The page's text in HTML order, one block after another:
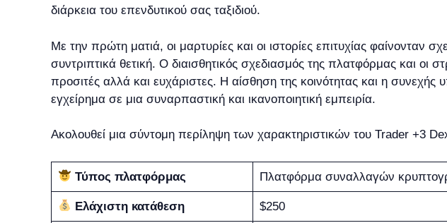
διάρκεια του επενδυτικού σας ταξιδιού.
Με την πρώτη ματιά, οι μαρτυρίες και οι ιστορίες επιτυχίας φαίνονταν
συντριπτικά θετική. Ο διαισθητικός σχεδιασμός της πλατφόρμας και οι
προσιτές αλλά και ευχάριστες. Η αίσθηση της κοινότητας και η
εγχείρημα σε μια συναρπαστική και ικανοποιητική εμπειρία.
Ακολουθεί μια σύντομη περίληψη των χαρακτηριστικών του Trader +3
Τύπος πλατφόρμας Πλατφόρμα συναλλαγών
Ελάχιστη κατάθεση $250